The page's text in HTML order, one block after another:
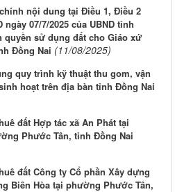
nội dung tại Điều 1, Điều 2
07/7/2025 của UBND tỉnh
quyền sử dụng đất cho Giáo xứ
Đồng Nai (11/08/2025)
quy trình kỹ thuật thu gom, vận
hoạt trên địa bàn tỉnh Đồng Nai
đất Hợp tác xã An Phát tại
Phước Tân, tỉnh Đồng Nai
đất Công ty Cổ phần Xây dựng
Biên Hòa tại phường Phước Tân,